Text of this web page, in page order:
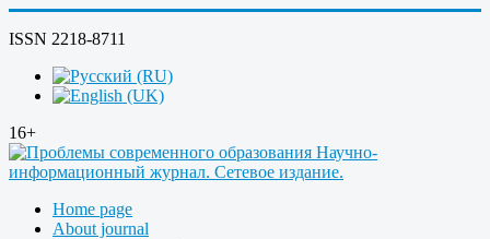
ISSN 2218-8711
16+
Home page
About journal